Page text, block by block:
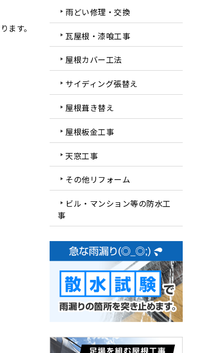
ます。
雨どい修理・交換
瓦屋根・漆喰工事
屋根カバー工法
サイディング張替え
屋根葺き替え
屋根板金工事
天窓工事
その他リフォーム
ビル・マンション等の防水工
事